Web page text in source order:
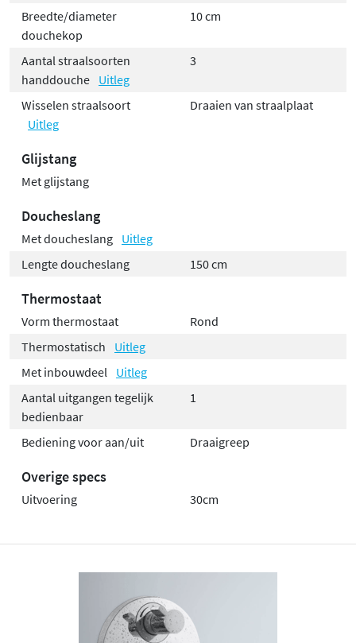
Breedte/diameter
douchekop
10 cm
Aantal straalsoorten
handdouche Uitleg
3
Wisselen straalsoort
Uitleg
Draaien van straalplaat
Glijstang
Met glijstang
Doucheslang
Met doucheslang Uitleg
Lengte doucheslang
150 cm
Thermostaat
Vorm thermostaat
Rond
Thermostatisch
Uitleg
Met inbouwdeel
Uitleg
Aantal uitgangen tegelijk
bedienbaar
1
Bediening voor aan/uit Draaigreep
Overige specs
Uitvoering 30cm